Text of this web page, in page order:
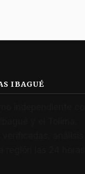
IBAGUÉ